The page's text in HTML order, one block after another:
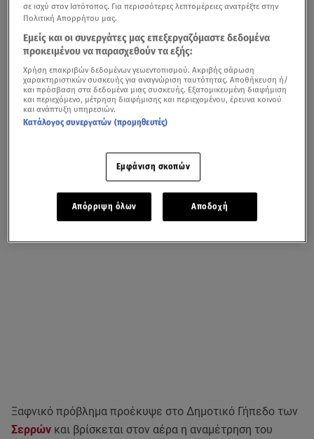
Ξαφνικό πρόβλημα προέκυψε στο Δημοτικό Γήπεδο των
Σερρών και βρίσκεται στον αέρα η αναμέτρηση του
σε ισχύ στον Ιστότοπος. Για περισσότερες λεπτομέρειες ανατρέξτε στην
Πολιτική Απορρήτου μας.
Εμείς και οι συνεργάτες μας επεξεργαζόμαστε δεδομένα
προκειμένου να παρασχεθούν τα εξής:
Χρήση επακριβών δεδομένων γεωεντοπισμού. Ακριβής σάρωση
χαρακτηριστικών συσκευής για αναγνώριση ταυτότητας. Αποθήκευση ή/
και πρόσβαση στα δεδομένα μιας συσκευής. Εξατομικευμένη διαφήμιση
και περιεχόμενο, μέτρηση διαφήμισης και περιεχομένου, έρευνα κοινού
και ανάπτυξη υπηρεσιών.
Κατάλογος συνεργατών (προμηθευτές)
Εμφάνιση σκοπών
Απόρριψη όλων Αποδοχή